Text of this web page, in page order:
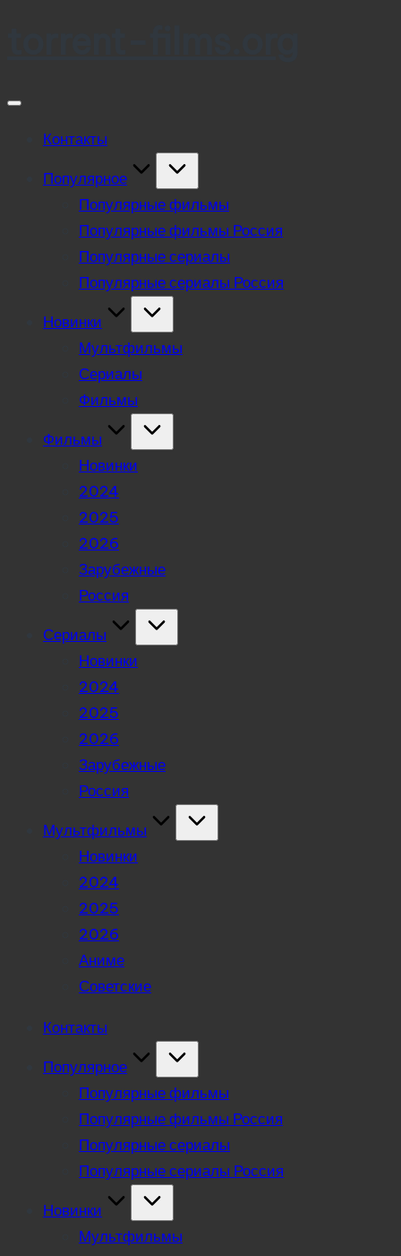
Контакты
Популярное
Популярные фильмы
Популярные фильмы Россия
Популярные сериалы
Популярные сериалы Россия
Новинки
Мультфильмы
Сериалы
Фильмы
Фильмы
Новинки
2024
2025
2026
Зарубежные
Россия
Сериалы
Новинки
2024
2025
2026
Зарубежные
Россия
Мультфильмы
Новинки
2024
2025
2026
Аниме
Советские
Контакты
Популярное
Популярные фильмы
Популярные фильмы Россия
Популярные сериалы
Популярные сериалы Россия
Новинки
Мультфильмы